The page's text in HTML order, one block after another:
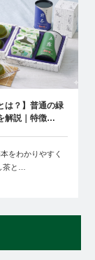
は？】普通の緑
解説｜特徴…
をわかりやすく
茶と…